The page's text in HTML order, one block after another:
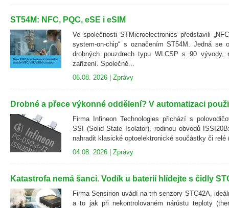
ST54M: NFC, PQC, eSE i eSIM
Ve společnosti STMicroelectronics představili
system-on-chip“ s označením ST54M. Jedná se
drobných pouzdrech typu WLCSP s 90 vývody,
zařízení. Společně...
06.08. 2026 | Zprávy
Drobné a přece výkonné oddělení? V automatizaci
Firma Infineon Technologies přichází s
SSI (Solid State Isolator), rodinou obvodů
nahradit klasické optoelektronické součástky či
04.08. 2026 | Zprávy
Katastrofa nemá šanci. Vodík u baterií hlídejte s čidly
Firma Sensirion uvádí na trh senzory STC42A,
a to jak při nekontrolovaném nárůstu teploty